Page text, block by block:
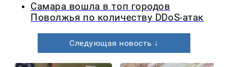
Самара вошла в топ городов
Поволжья по количеству DDoS-атак
Следующая новость ↓